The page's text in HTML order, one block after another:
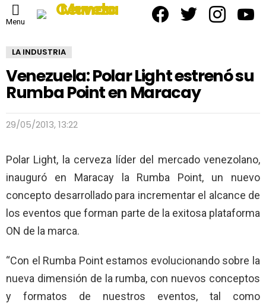
Menu
LA INDUSTRIA
Venezuela: Polar Light estrenó su
Rumba Point en Maracay
29/05/2013, 13:22
Polar Light, la cerveza líder del mercado venezolano,
inauguró en Maracay la Rumba Point, un nuevo
concepto desarrollado para incrementar el alcance de
los eventos que forman parte de la exitosa plataforma
ON de la marca.
“Con el Rumba Point estamos evolucionando sobre la
nueva dimensión de la rumba, con nuevos conceptos
y formatos de nuestros eventos, tal como